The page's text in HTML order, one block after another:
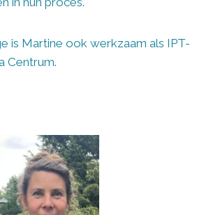
is Martine ook werkzaam als IPT-
Centrum.